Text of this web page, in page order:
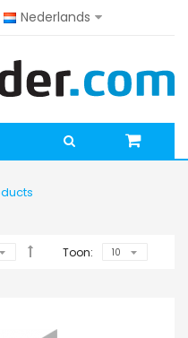
Nederlands
Toon: